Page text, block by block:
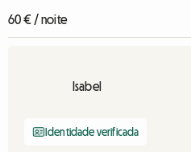
60 € / noite
Isabel
Identidade verificada